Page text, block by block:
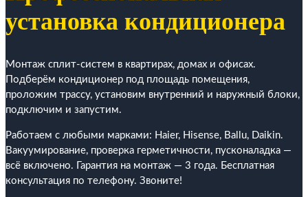
установка кондиционера
Монтаж сплит-систем в квартирах, домах и офисах.
Подберём кондиционер под площадь помещения,
проложим трассу, установим внутренний и наружный блоки,
подключим и запустим.
Работаем с любыми марками: Haier, Hisense, Ballu, Daikin.
Вакуумирование, проверка герметичности, пусконаладка —
всё включено. Гарантия на монтаж — 3 года. Бесплатная
консультация по телефону. Звоните!